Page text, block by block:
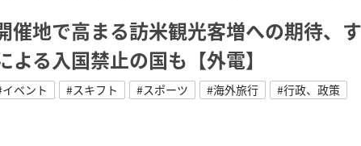
催地で高まる訪米観光客増への期待、
よる入国禁止の国も【外電】
ベント #スキフト #スポーツ #海外旅行 #行政、政策